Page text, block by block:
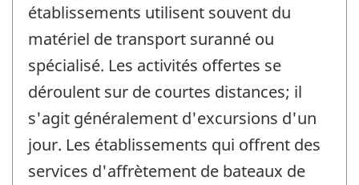
établissements utilisent souvent du
matériel de transport suranné ou
spécialisé. Les activités offertes se
déroulent sur de courtes distances; il
s'agit généralement d'excursions d'un
jour. Les établissements qui offrent des
services d'affrètement de bateaux de